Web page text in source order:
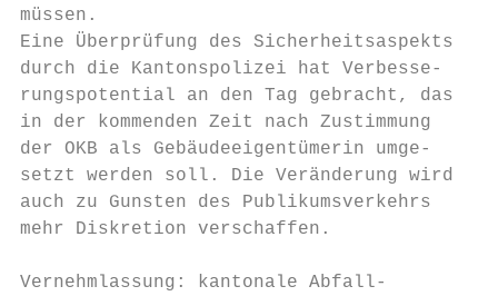
müssen.                                      geht
Eine Überprüfung des Sicherheitsaspekts
durch die Kantonspolizei hat Verbesse-
rungspotential an den Tag gebracht, das
in der kommenden Zeit nach Zustimmung
der OKB als Gebäudeeigentümerin umge-
setzt werden soll. Die Veränderung wird
auch zu Gunsten des Publikumsverkehrs
mehr Diskretion verschaffen.
Vernehmlassung: kantonale Abfall-